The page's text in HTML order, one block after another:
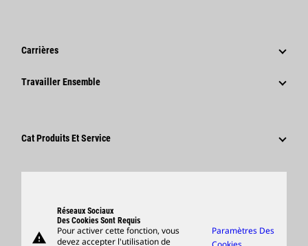
Code De Conduite
Innovation
Communiqués De Presse De L'entreprise
Carrières
Pourquoi Choisir Caterpillar ?
Travailler Ensemble
Fournisseurs
Cat Produits Et Service
Support
Merchandise
warning
Réseaux Sociaux
Des Cookies Sont Requis
Pour activer cette fonction, vous
devez accepter l'utilisation de
Paramètres Des